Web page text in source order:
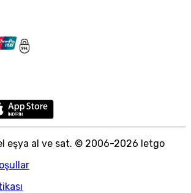
eşya al ve sat. © 2006-2026 letgo